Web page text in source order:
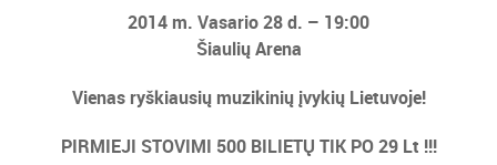
2014 m. Vasario 28 d. – 19:00
Šiaulių Arena
Vienas ryškiausių muzikinių įvykių Lietuvoje!
PIRMIEJI STOVIMI 500 BILIETŲ TIK PO 29 Lt !!!